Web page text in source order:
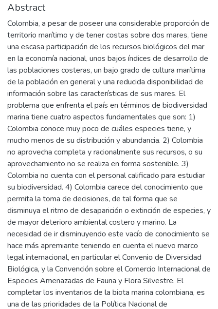
Abstract
Colombia, a pesar de poseer una considerable proporción de
territorio marítimo y de tener costas sobre dos mares, tiene
una escasa participación de los recursos biológicos del mar
en la economía nacional, unos bajos índices de desarrollo de
las poblaciones costeras, un bajo grado de cultura marítima
de la población en general y una reducida disponibilidad de
información sobre las características de sus mares. El
problema que enfrenta el país en términos de biodiversidad
marina tiene cuatro aspectos fundamentales que son: 1)
Colombia conoce muy poco de cuáles especies tiene, y
mucho menos de su distribución y abundancia. 2) Colombia
no aprovecha completa y racionalmente sus recursos, o su
aprovechamiento no se realiza en forma sostenible. 3)
Colombia no cuenta con el personal calificado para estudiar
su biodiversidad. 4) Colombia carece del conocimiento que
permita la toma de decisiones, de tal forma que se
disminuya el ritmo de desaparición o extinción de especies, y
de mayor deterioro ambiental costero y marino. La
necesidad de ir disminuyendo este vacío de conocimiento se
hace más apremiante teniendo en cuenta el nuevo marco
legal internacional, en particular el Convenio de Diversidad
Biológica, y la Convención sobre el Comercio Internacional de
Especies Amenazadas de Fauna y Flora Silvestre. El
completar los inventarios de la biota marina colombiana, es
una de las prioridades de la Política Nacional de